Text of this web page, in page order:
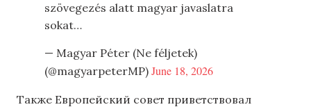
szövegezés alatt magyar javaslatra
sokat…
— Magyar Péter (Ne féljetek)
(@magyarpeterMP) June 18, 2026
Также Европейский совет приветствовал